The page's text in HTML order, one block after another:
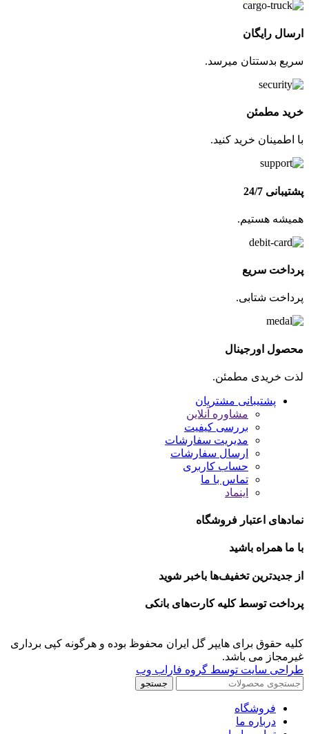
ارسال رایگان
سریع بدستتان میرسد.
خرید مطمئن
با اطمینان خرید کنید.
پشتیبانی 24/7
همیشه هستیم.
پرداخت سریع
پرداخت شتابی.
محصول اورجینال
لذت خریدی مطمئن.
پشتیبانی مشتریان
مشاوره آنلاین
بررسی کیفیت
مدیریت سفارشات
ارسال سفارشات
حساب کاربری
تماس با ما
اینماد
نمادهای اعتبار فروشگاه
با ما همراه باشید
از جدیدترین تخفیف‌ها باخبر شوید
پرداخت توسط کلیه کارت‌های بانکی
کلیه حقوق برای هایپر گل ایران محفوظ بوده و هرگونه کپی برداری
غیرمجاز می باشد.
طراحی سایت توسط گروه فاراب وب
جستجو
فروشگاه
درباره ما